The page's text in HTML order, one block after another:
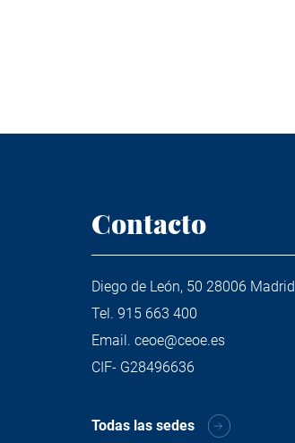
Contacto
Diego de León, 50 28006 Madrid
Tel. 915 663 400
Email. ceoe@ceoe.es
CIF- G28496636
Todas las sedes